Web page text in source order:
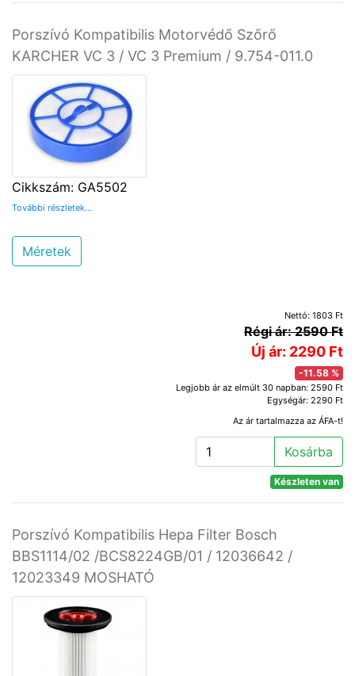
Porszívó Kompatibilis Motorvédő Szőrő
KARCHER VC 3 / VC 3 Premium / 9.754-011.0
Cikkszám: GA5502
További részletek...
Méretek
Nettó: 1803 Ft
Régi ár: 2590 Ft
Új ár: 2290 Ft
-11.58 %
Legjobb ár az elmúlt 30 napban: 2590 Ft
Egységár: 2290 Ft
Az ár tartalmazza az ÁFA-t!
Kosárba
Készleten van
Porszívó Kompatibilis Hepa Filter Bosch
BBS1114/02 /BCS8224GB/01 / 12036642 /
12023349 MOSHATÓ